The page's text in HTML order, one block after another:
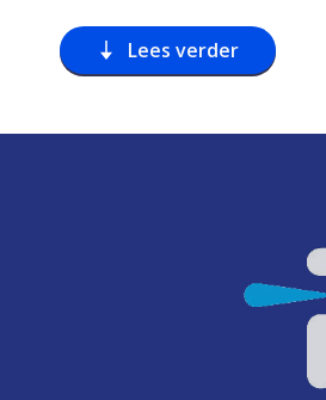
Lees verder